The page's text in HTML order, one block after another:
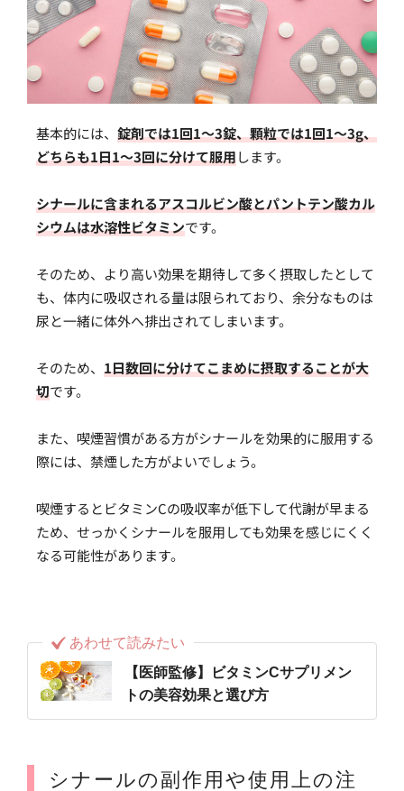
基本的には、 錠剤では1回1〜3錠、顆粒では1回1〜3g、
どちらも1日1〜3回に分けて服用します。
シナールに含まれるアスコルビン酸とパントテン酸カル
シウムは水溶性ビタミンです。
そのため、より高い効果を期待して多く摂取したとして
も、体内に吸収される量は限られており、余分なものは
尿と一緒に体外へ排出されてしまいます。
そのため、 1日数回に分けてこまめに摂取することが大
切です。
また、喫煙習慣がある方がシナールを効果的に服用する
際には、禁煙した方がよいでしょう。
喫煙するとビタミンCの吸収率が低下して代謝が早まる
ため、せっかくシナールを服用しても効果を感じにくく
なる可能性があります。
あわせて読みたい
【医師監修】ビタミンCサプリメン
トの美容効果と選び方
シナールの副作用や使用上の注